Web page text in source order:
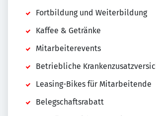
Fortbildung und Weiterbildung
Kaffee & Getränke
Mitarbeiterevents
Betriebliche
Leasing-Bikes für Mitarbeitende
Belegschaftsrabatt